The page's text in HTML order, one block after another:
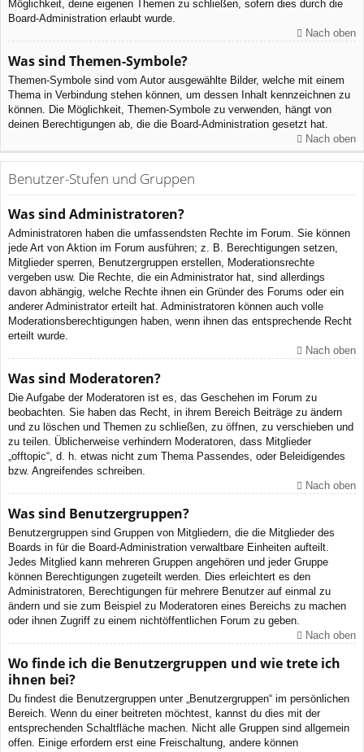
Möglichkeit, deine eigenen Themen zu schließen, sofern dies durch die
Board-Administration erlaubt wurde.
Nach oben
Was sind Themen-Symbole?
Themen-Symbole sind vom Autor ausgewählte Bilder, welche mit einem
Thema in Verbindung stehen können, um dessen Inhalt kennzeichnen zu
können. Die Möglichkeit, Themen-Symbole zu verwenden, hängt von
deinen Berechtigungen ab, die die Board-Administration gesetzt hat.
Nach oben
Benutzer-Stufen und Gruppen
Was sind Administratoren?
Administratoren haben die umfassendsten Rechte im Forum. Sie können
jede Art von Aktion im Forum ausführen; z. B. Berechtigungen setzen,
Mitglieder sperren, Benutzergruppen erstellen, Moderationsrechte
vergeben usw. Die Rechte, die ein Administrator hat, sind allerdings
davon abhängig, welche Rechte ihnen ein Gründer des Forums oder ein
anderer Administrator erteilt hat. Administratoren können auch volle
Moderationsberechtigungen haben, wenn ihnen das entsprechende Recht
erteilt wurde.
Nach oben
Was sind Moderatoren?
Die Aufgabe der Moderatoren ist es, das Geschehen im Forum zu
beobachten. Sie haben das Recht, in ihrem Bereich Beiträge zu ändern
und zu löschen und Themen zu schließen, zu öffnen, zu verschieben und
zu teilen. Üblicherweise verhindern Moderatoren, dass Mitglieder
„offtopic“, d. h. etwas nicht zum Thema Passendes, oder Beleidigendes
bzw. Angreifendes schreiben.
Nach oben
Was sind Benutzergruppen?
Benutzergruppen sind Gruppen von Mitgliedern, die die Mitglieder des
Boards in für die Board-Administration verwaltbare Einheiten aufteilt.
Jedes Mitglied kann mehreren Gruppen angehören und jeder Gruppe
können Berechtigungen zugeteilt werden. Dies erleichtert es den
Administratoren, Berechtigungen für mehrere Benutzer auf einmal zu
ändern und sie zum Beispiel zu Moderatoren eines Bereichs zu machen
oder ihnen Zugriff zu einem nichtöffentlichen Forum zu geben.
Nach oben
Wo finde ich die Benutzergruppen und wie trete ich
ihnen bei?
Du findest die Benutzergruppen unter „Benutzergruppen“ im persönlichen
Bereich. Wenn du einer beitreten möchtest, kannst du dies mit der
entsprechenden Schaltfläche machen. Nicht alle Gruppen sind allgemein
offen. Einige erfordern erst eine Freischaltung, andere können